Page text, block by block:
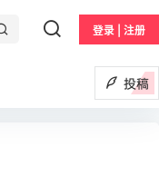
登录 | 注册
投稿